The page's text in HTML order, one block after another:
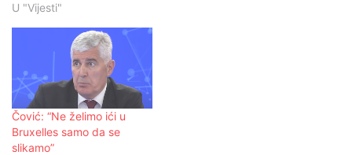
U "Vijesti"
Čović: “Ne želimo ići u
Bruxelles samo da se
slikamo”